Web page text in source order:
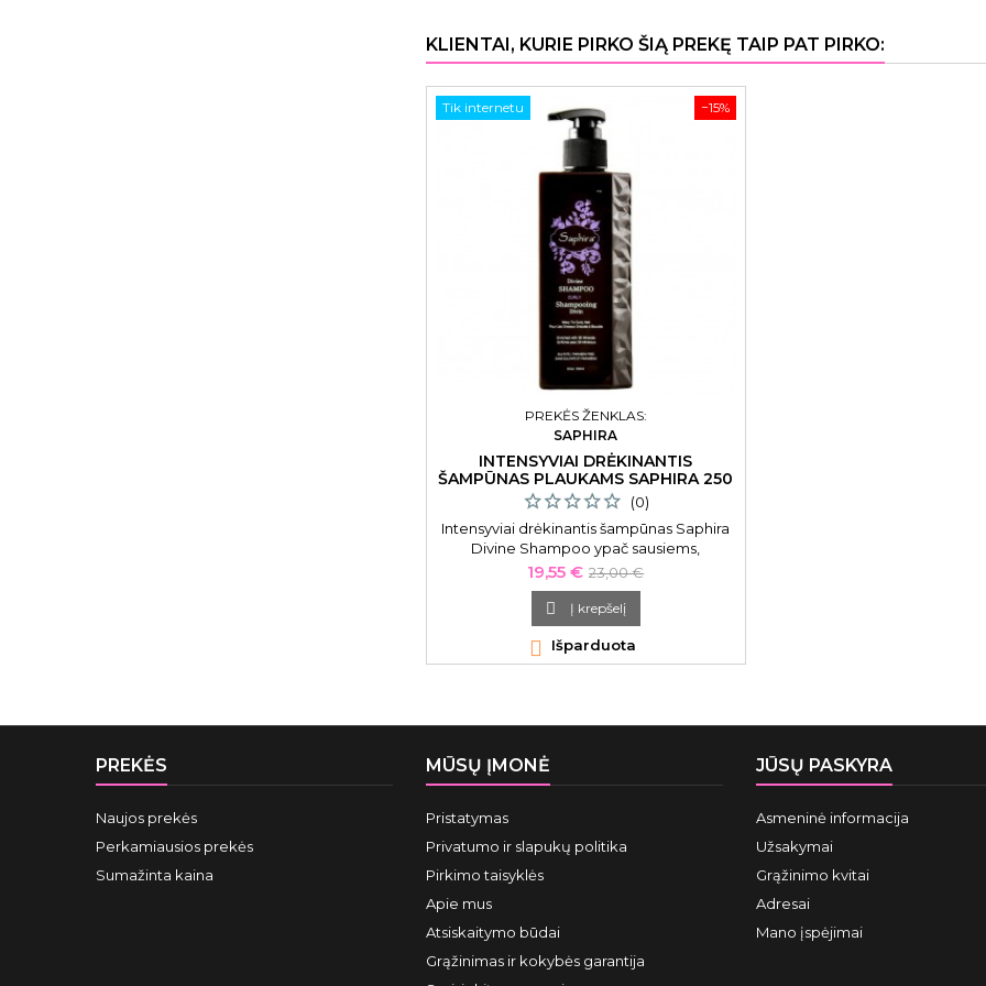
KLIENTAI, KURIE PIRKO ŠIĄ PREKĘ TAIP PAT PIRKO:
−15%
Tik internetu
PREKĖS ŽENKLAS:
SAPHIRA
INTENSYVIAI DRĖKINANTIS
ŠAMPŪNAS PLAUKAMS SAPHIRA 250
ML
(0)
Intensyviai drėkinantis šampūnas Saphira
Divine Shampoo ypač sausiems,
besipučiantiems, besigarbanojantiems
plaukams 250 ml
Kaina
19,55 € Bazinė
kaina
23,00 €
 Į krepšelį
 Išparduota
PREKĖS
Naujos prekės
Perkamiausios prekės
Sumažinta kaina
MŪSŲ ĮMONĖ
Pristatymas
Privatumo ir slapukų politika
Pirkimo taisyklės
Apie mus
Atsiskaitymo būdai
Grąžinimas ir kokybės garantija
JŪSŲ PASKYRA
Asmeninė informacija
Užsakymai
Grąžinimo kvitai
Adresai
Mano įspėjimai